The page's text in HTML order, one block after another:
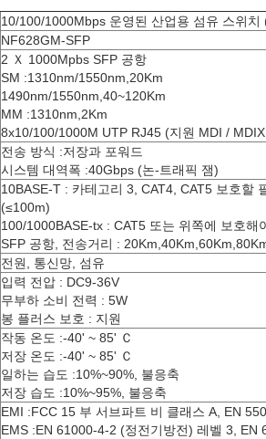
10/100/1000Mbps 운영된 산업용 섬유 스위치
NF628GM-SFP
2 Ｘ 1000Mpbs SFP 공항
SM :1310nm/1550nm,20Km
1490nm/1550nm,40~120Km
MM :1310nm,2Km
8x10/100/1000M UTP RJ45 (지원 MDI /
전송 방식 :저장과 포워드
시스템 대역폭 :40Gbps (논-트래픽 잼)
10BASE-T : 카테고리 3, CAT4, CAT5 보호할
(≤100m)
100/1000BASE-tx : CAT5 또는 위쪽에 보호해
SFP 공항, 전송거리 :
전원, 통신망, 섬유
입력 전압 : DC9-36V
무부하 소비 전력 : 5W
봉 플러스 보호 : 지원
작동 온도 :-40' ~ 85' Ｃ
저장 온도 :-40' ~ 85' Ｃ
일하는 습도 :10%~90%, 불응축
저장 습도 :10%~95%, 불응축
EMI :FCC 15 부 서브파트 비 클래스 A, EN
EMS :EN 61000-4-2 (정전기방전) 레벨 3, EN